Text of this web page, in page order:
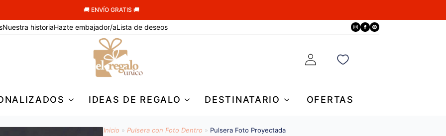
🚚 ENVÍO GRATIS 🚚
Nuestra historiaHazte embajador/aLista de deseos
IDEAS DE REGALO DESTINATARIO OFERTAS
Inicio » Pulsera con Foto Dentro » Pulsera Foto Proyectada